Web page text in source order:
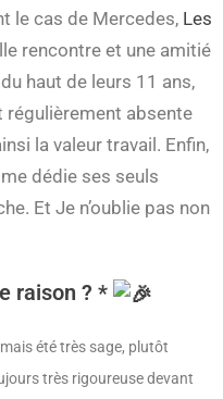
le cas de Mercedes, Les
rencontre et une amitié
haut de leurs 11 ans,
régulièrement absente
la valeur travail. Enfin,
dédie ses seuls
Et Je n’oublie pas non
raison ? *
été très sage, plutôt
très rigoureuse devant